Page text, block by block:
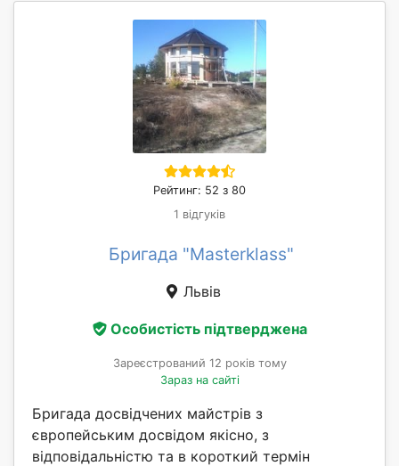
Рейтинг: 52 з 80
1 відгуків
Бригада "Masterklass"
Львів
Особистість підтверджена
Зареєстрований 12 років тому
Зараз на сайті
Бригада досвідчених майстрів з
європейським досвідом якісно, з
відповідальністю та в короткий термін